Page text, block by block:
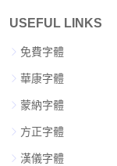
USEFUL LINKS
免費字體
華康字體
蒙納字體
方正字體
漢儀字體